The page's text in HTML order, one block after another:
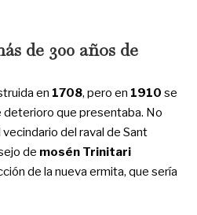
de 300 años de
en 1708, pero en 1910 se
que presentaba. No
del raval de Sant
de mosén Trinitari
de la nueva ermita, que sería